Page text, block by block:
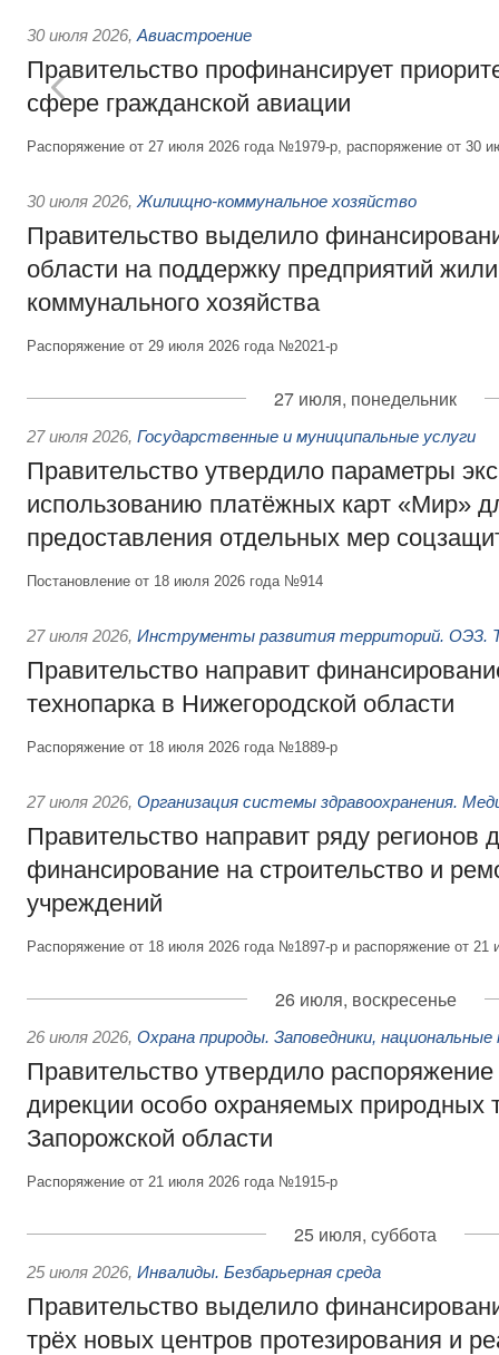
30 июля 2026, Авиастроение
Правительство профинансирует
сфере гражданской авиации
Распоряжение от 27 июля 2026 года №1979-р, распоряжение от 30
30 июля 2026, Жилищно-коммунальное хозяйство
Правительство выделило
области на поддержку предприятий
коммунального хозяйства
Распоряжение от 29 июля 2026 года №2021-р
27 июля, понедельник
27 июля 2026, Государственные и муниципальные услуги
Правительство утвердило параметры
использованию платёжных карт «Мир»
предоставления отдельных мер
Постановление от 18 июля 2026 года №914
27 июля 2026, Инструменты развития территорий. ОЭЗ.
Правительство направит
технопарка в Нижегородской области
Распоряжение от 18 июля 2026 года №1889-р
27 июля 2026, Организация системы здравоохранения.
Правительство направит ряду регионов
финансирование на строительство и
учреждений
Распоряжение от 18 июля 2026 года №1897-р и распоряжение от
26 июля, воскресенье
26 июля 2026, Охрана природы. Заповедники, национальные
Правительство утвердило
дирекции особо охраняемых природных
Запорожской области
Распоряжение от 21 июля 2026 года №1915-р
25 июля, суббота
25 июля 2026, Инвалиды. Безбарьерная среда
Правительство выделило
трёх новых центров протезирования и